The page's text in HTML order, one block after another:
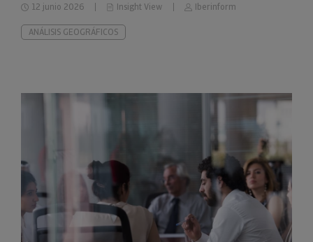
12 junio 2026 Insight View Iberinform
ANÁLISIS GEOGRÁFICOS